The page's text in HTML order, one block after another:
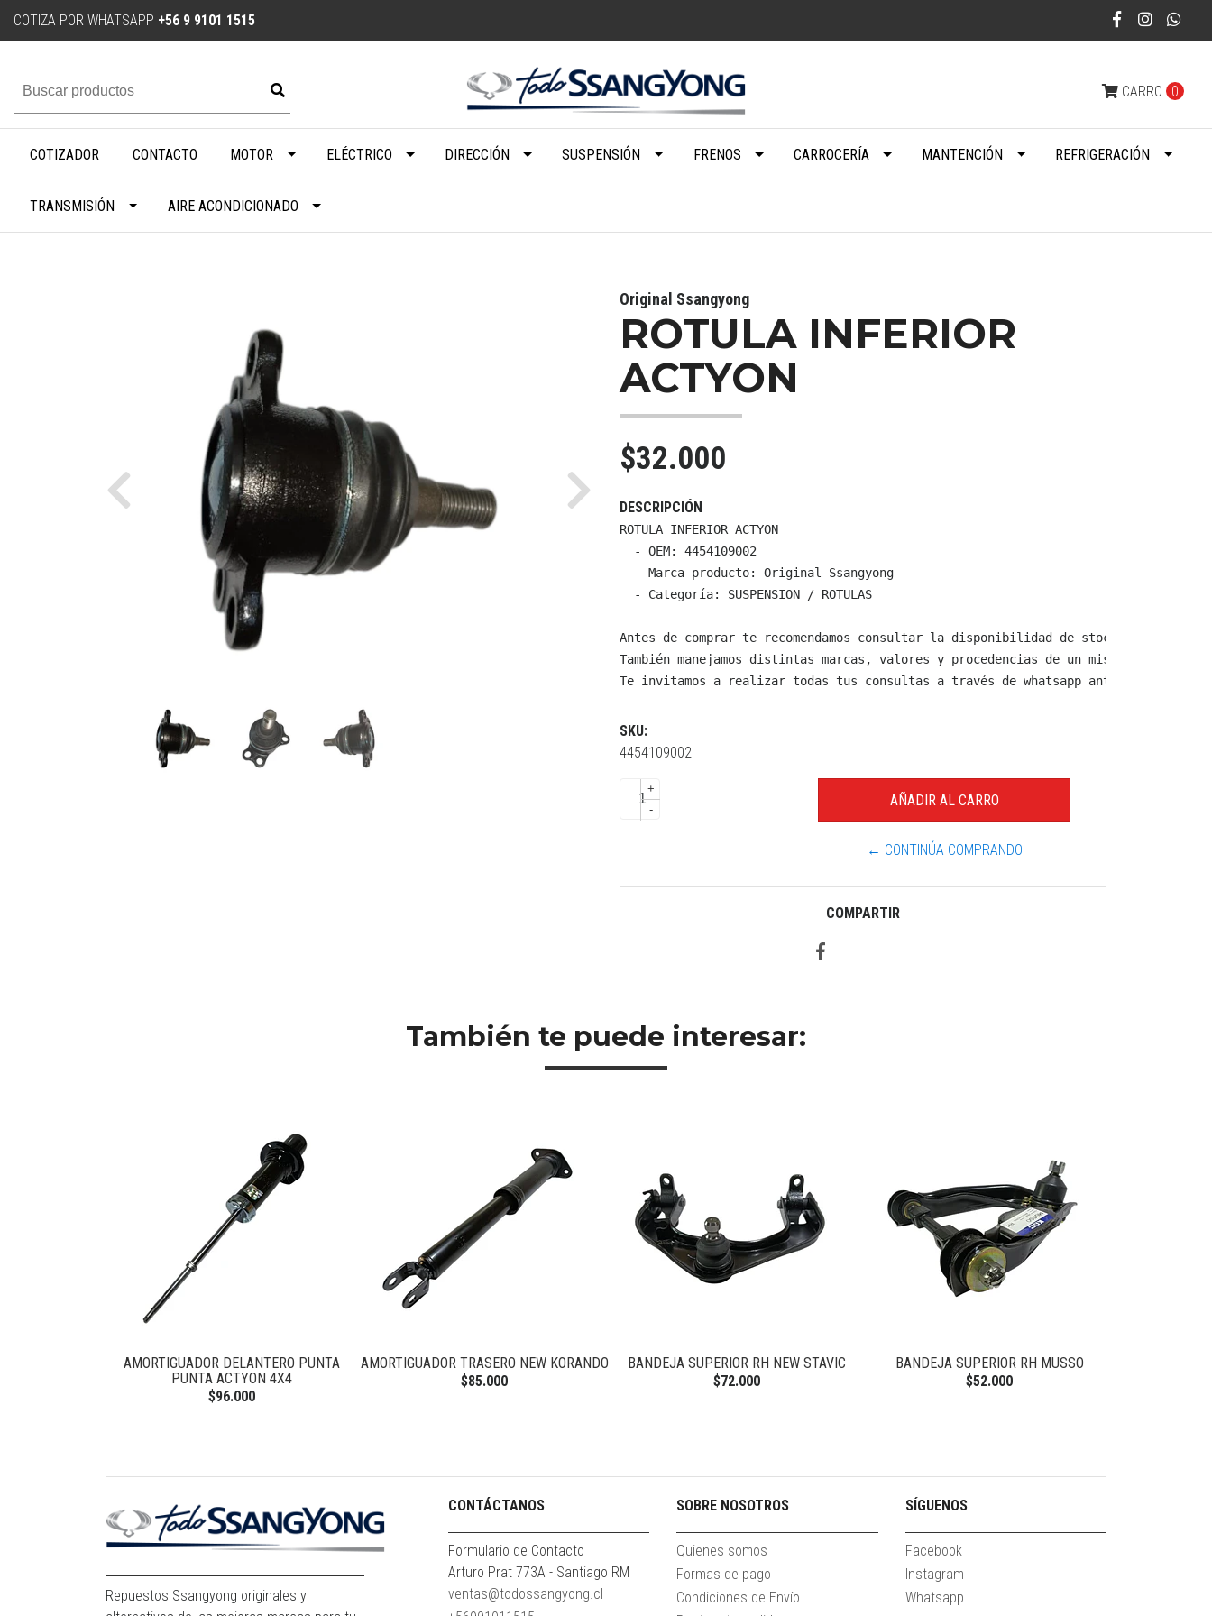
COTIZA POR WHATSAPP +56 9 9101 1515
CARRO 0
COTIZADOR CONTACTO MOTOR ELÉCTRICO DIRECCIÓN SUSPENSIÓN FRENOS CARROCERÍA MANTENCIÓN REFRIGERACIÓN
TRANSMISIÓN AIRE ACONDICIONADO
Previous Next
Original Ssangyong
ROTULA INFERIOR
ACTYON
$32.000
DESCRIPCIÓN
ROTULA INFERIOR ACTYON
  - OEM: 4454109002
  - Marca producto: Original Ssangyong
  - Categoría: SUSPENSION / ROTULAS
Antes de comprar te recomendamos consultar la disponibilidad de stock y
También manejamos distintas marcas, valores y procedencias de un mismo producto.
Te invitamos a realizar todas tus consultas a través de whatsapp antes de
SKU:
4454109002
+
-
← CONTINÚA COMPRANDO
COMPARTIR
También te puede interesar:
AMORTIGUADOR DELANTERO PUNTA
PUNTA ACTYON 4X4
$96.000
AMORTIGUADOR TRASERO NEW KORANDO
$85.000
BANDEJA SUPERIOR RH NEW STAVIC
$72.000
BANDEJA SUPERIOR RH MUSSO
$52.000
Repuestos Ssangyong originales y
CONTÁCTANOS
Formulario de Contacto
Arturo Prat 773A - Santiago RM
ventas@todossangyong.cl
SOBRE NOSOTROS
Quienes somos
Formas de pago
Condiciones de Envío
SÍGUENOS
Facebook
Instagram
Whatsapp